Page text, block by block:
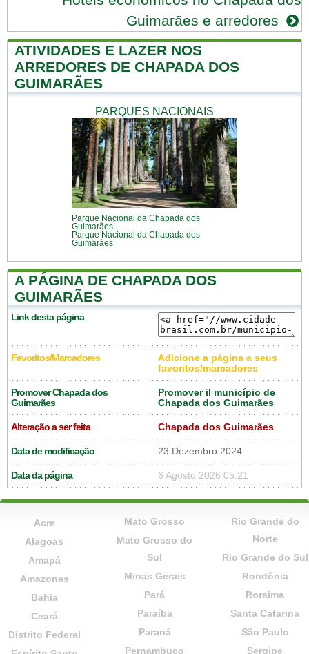
Guimarães e arredores
ATIVIDADES E LAZER NOS
ARREDORES DE CHAPADA DOS
GUIMARÃES
PARQUES NACIONAIS
Parque Nacional da Chapada dos
Guimarães
Parque Nacional da Chapada dos
Guimarães
A PÁGINA DE CHAPADA DOS
GUIMARÃES
Link desta página
Favoritos/Marcadores
Adicione a página a seus
favoritos/marcadores
Promover Chapada dos
Guimarães
Promover il município de
Chapada dos Guimarães
Alteração a ser feita Chapada dos Guimarães
Data de modificação 23 Dezembro 2024
Data da página 6 Agosto 2026 05:21
Acre
Alagoas
Amapá
Amazonas
Bahia
Ceará
Distrito Federal
Mato Grosso
Mato Grosso do
Sul
Minas Gerais
Pará
Paraíba
Paraná
Pernambuco
Rio Grande do
Norte
Rio Grande do Sul
Rondônia
Roraima
Santa Catarina
São Paulo
Sergipe